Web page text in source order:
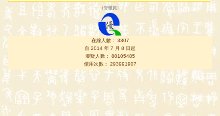
（管理員 ）
在線人數： 3307
自 2014 年 7 月 8 日起
瀏覽人數： 80105485
使用次數： 293991907